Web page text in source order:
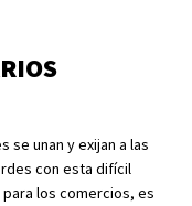
se unan y exijan a las
con esta difícil
los comercios, es